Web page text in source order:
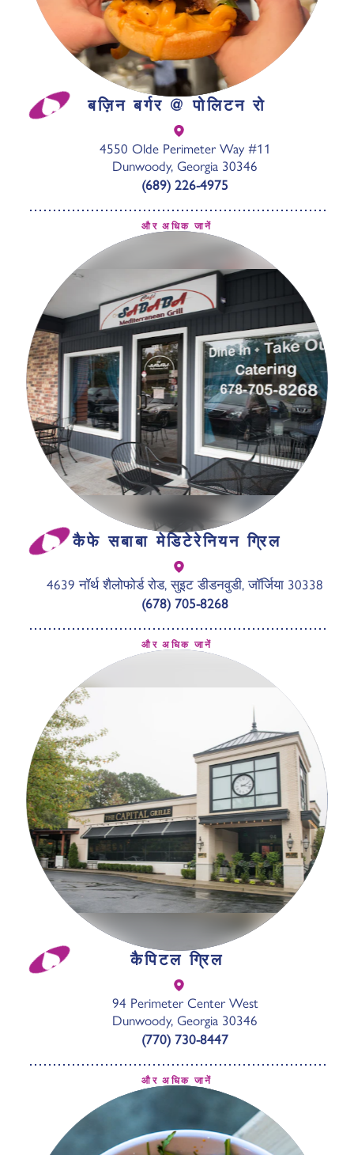
बज़िन बर्गर @ पोलिटन रो
4550 Olde Perimeter Way #11
Dunwoody, Georgia 30346
(689) 226-4975
और अधिक जानें
कैफे सबाबा मेडिटेरेनियन ग्रिल
4639 नॉर्थ शैलोफोर्ड रोड, सुइट डीडनवुडी, जॉर्जिया 30338
(678) 705-8268
और अधिक जानें
कैपिटल ग्रिल
94 Perimeter Center West
Dunwoody, Georgia 30346
(770) 730-8447
और अधिक जानें